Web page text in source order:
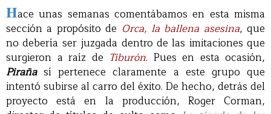
Hace unas semanas comentábamos en esta misma
sección a propósito de Orca, la ballena asesina, que
no debería ser juzgada dentro de las imitaciones que
surgieron a raíz de Tiburón. Pues en esta ocasión,
Pirañasí pertenece claramente a este grupo que
intentó subirse al carro del éxito. De hecho, detrás del
proyecto está en la producción, Roger Corman,